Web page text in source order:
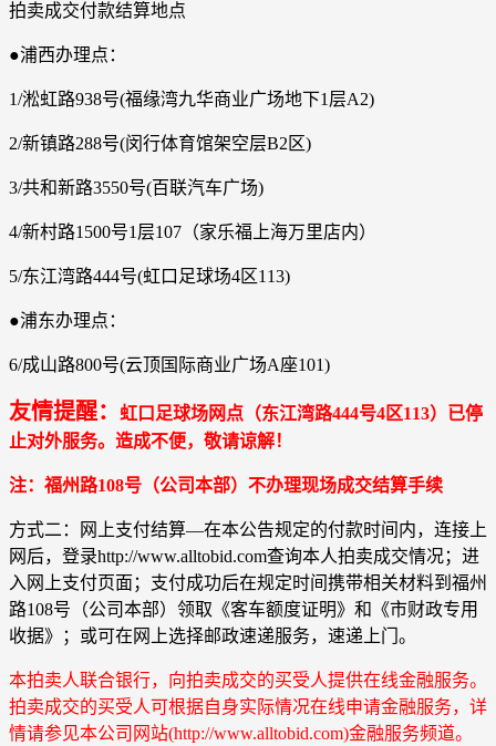
拍卖成交付款结算地点
●浦西办理点：
1/淞虹路938号(福缘湾九华商业广场地下1层A2)
2/新镇路288号(闵行体育馆架空层B2区)
3/共和新路3550号(百联汽车广场)
4/新村路1500号1层107（家乐福上海万里店内）
5/东江湾路444号(虹口足球场4区113)
●浦东办理点：
6/成山路800号(云顶国际商业广场A座101)
友情提醒：
虹口足球场网点（东江湾路444号4区113）已停
止对外服务。造成不便，敬请谅解！
注：福州路108号（公司本部）不办理现场成交结算手续
方式二：网上支付结算―在本公告规定的付款时间内，连接上
网后，登录http://www.alltobid.com查询本人拍卖成交情况；进
入网上支付页面；支付成功后在规定时间携带相关材料到福州
路108号（公司本部）领取《客车额度证明》和《市财政专用
收据》；或可在网上选择邮政速递服务，速递上门。
本拍卖人联合银行，向拍卖成交的买受人提供在线金融服务。
拍卖成交的买受人可根据自身实际情况在线申请金融服务，详
情请参见本公司网站(http://www.alltobid.com)金融服务频道。